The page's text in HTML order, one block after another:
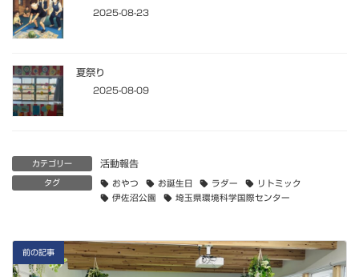
2025-08-23
夏祭り
2025-08-09
カテゴリー 活動報告
タグ おやつ お誕生日 ラダー
リトミック
伊佐沼公園
埼玉県環境科学国際センター
前の記事